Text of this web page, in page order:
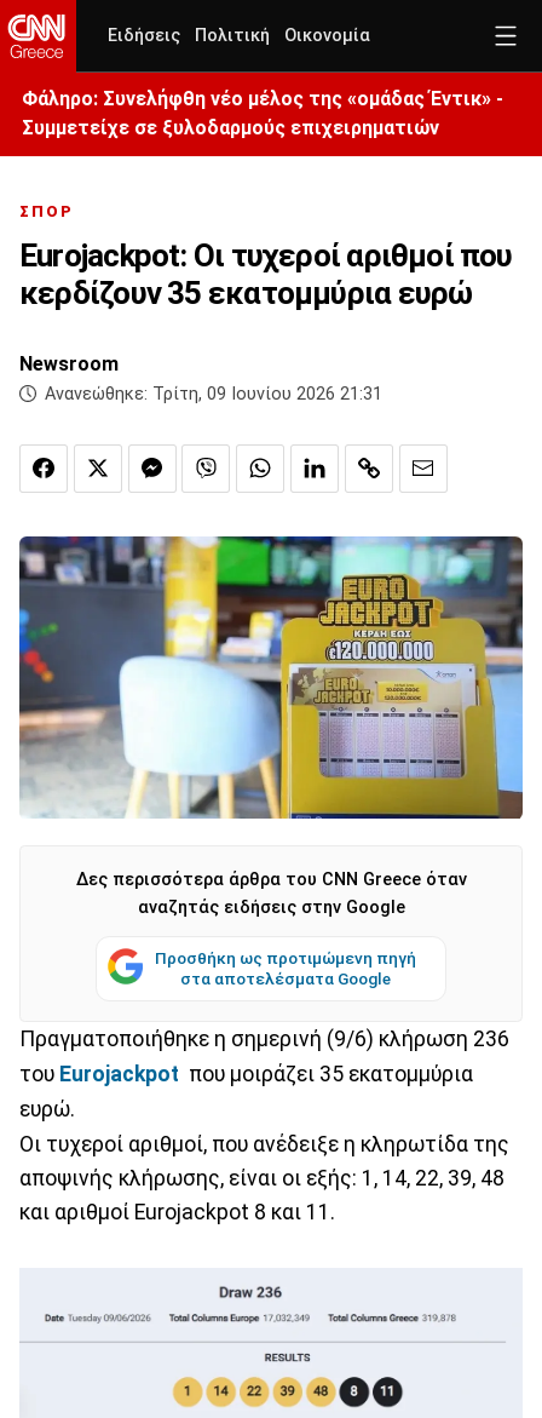
Ειδήσεις Πολιτική Οικονομία
Φάληρο: Συνελήφθη νέο μέλος της «ομάδας Έντικ» -
Συμμετείχε σε ξυλοδαρμούς επιχειρηματιών
ΣΠΟΡ
Eurojackpot: Οι τυχεροί αριθμοί που
κερδίζουν 35 εκατομμύρια ευρώ
Newsroom
Ανανεώθηκε: Τρίτη, 09 Ιουνίου 2026 21:31
Δες περισσότερα άρθρα του CNN Greece όταν
αναζητάς ειδήσεις στην Google
Προσθήκη ως προτιμώμενη πηγή
στα αποτελέσματα Google
Πραγματοποιήθηκε η σημερινή (9/6) κλήρωση 236
του Eurojackpot που μοιράζει 35 εκατομμύρια
ευρώ.
Οι τυχεροί αριθμοί, που ανέδειξε η κληρωτίδα της
αποψινής κλήρωσης, είναι οι εξής: 1, 14, 22, 39, 48
και αριθμοί Eurojackpot 8 και 11.